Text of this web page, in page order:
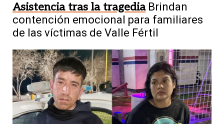
Asistencia tras la tragedia Brindan
contención emocional para familiares
de las víctimas de Valle Fértil